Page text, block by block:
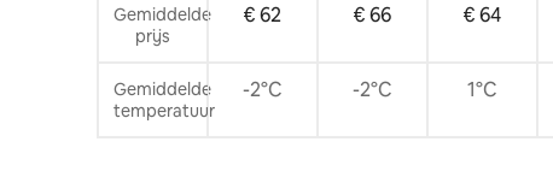
Gemiddelde
prijs
€ 62 € 66 € 64
Gemiddelde
temperatuur
-2°C -2°C 1°C